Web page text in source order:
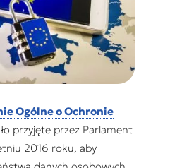
Ogólne o Ochronie
przyjęte przez Parlament
2016 roku, aby